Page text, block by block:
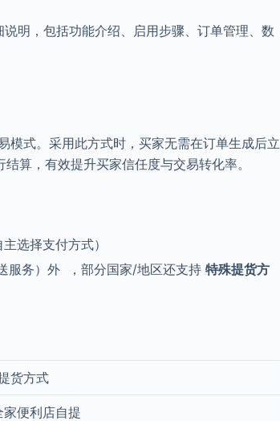
说明，包括功能介绍、启用步骤、订单管理、数
式。采用此方式时，买家无需在订单生成后立
算，有效提升买家信任度与交易转化率。
主选择支付方式）
服务）外 ，部分国家/地区还支持特殊提货方
货方式
家便利店自提